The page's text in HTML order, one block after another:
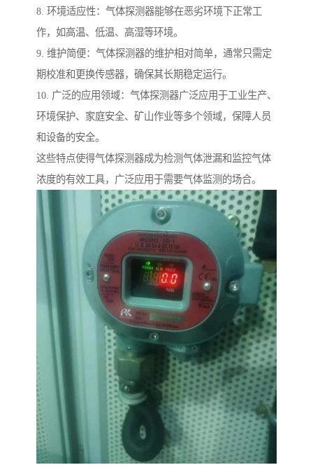
8. 环境适应性：气体探测器能够在恶劣环境下正常工
作，如高温、低温、高湿等环境。
9. 维护简便：气体探测器的维护相对简单，通常只需定
期校准和更换传感器，确保其长期稳定运行。
10. 广泛的应用领域：气体探测器广泛应用于工业生产、
环境保护、家庭安全、矿山作业等多个领域，保障人员
和设备的安全。
这些特点使得气体探测器成为检测气体泄漏和监控气体
浓度的有效工具，广泛应用于需要气体监测的场合。